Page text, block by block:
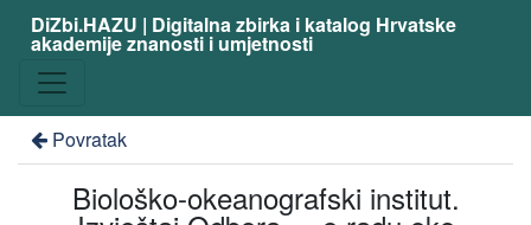
DiZbi.HAZU | Digitalna zbirka i katalog Hrvatske
akademije znanosti i umjetnosti
Povratak
Biološko-okeanografski institut.